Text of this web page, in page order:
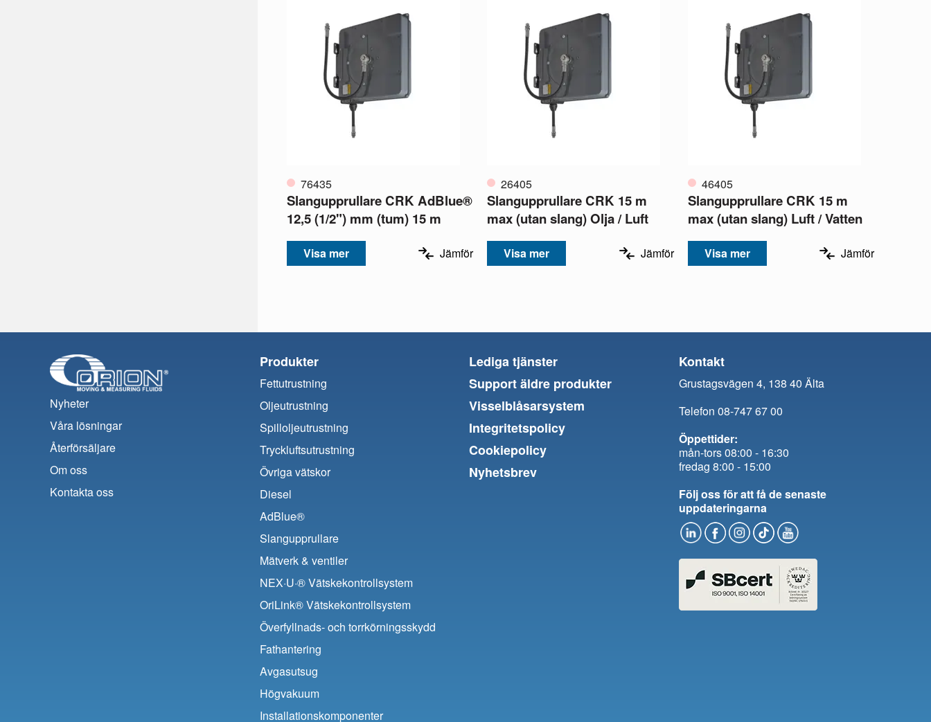
76435
Slangupprullare CRK AdBlue®
12,5 (1/2") mm (tum) 15 m
Visa mer Jämför
26405
Slangupprullare CRK 15 m
max (utan slang) Olja / Luft
Visa mer Jämför
46405
Slangupprullare CRK 15 m
max (utan slang) Luft / Vatten
Visa mer Jämför
Nyheter
Våra lösningar
Återförsäljare
Om oss
Kontakta oss
Produkter
Fettutrustning
Oljeutrustning
Spilloljeutrustning
Tryckluftsutrustning
Övriga vätskor
Diesel
AdBlue®
Slangupprullare
Mätverk & ventiler
NEX·U·® Vätskekontrollsystem
OriLink® Vätskekontrollsystem
Överfyllnads- och torrkörningsskydd
Fathantering
Avgasutsug
Högvakuum
Installationskomponenter
Lediga tjänster
Support äldre produkter
Visselblåsarsystem
Integritetspolicy
Cookiepolicy
Nyhetsbrev
Kontakt
Grustagsvägen 4, 138 40 Älta
Telefon 08-747 67 00
Öppettider:
mån-tors 08:00 - 16:30
fredag 8:00 - 15:00
Följ oss för att få de senaste
uppdateringarna